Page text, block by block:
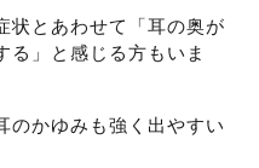
状とあわせて「耳の奥が
る」と感じる方もいま
のかゆみも強く出やすい